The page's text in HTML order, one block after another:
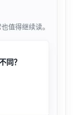
值得继续读。
同？